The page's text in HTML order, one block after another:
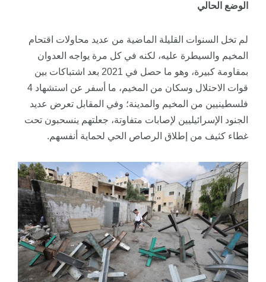
الوضع الحالي
لم تخل السنوات القليلة الماضية من عديد محاولات اقتحام
المخيم والسيطرة عليه، لكنه في كل مرة يواجه العدوان
بمقاومة كبيرة، وهو ما حصل في 2021 بعد اشتباكات بين
قوات الاحتلال وسكان من المخيم، ما أسفر عن استشهاد 4
فلسطينيين من المخيم والمدينة؛ وفي المقابل تعرض عديد
الجنود الإسرائيليين لإصابات متفاوتة، جعلتهم ينسحبون تحت
غطاء كثيف من إطلاق الرصاص الحي لحماية أنفسهم.